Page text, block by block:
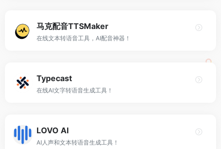
马克配音TTSMaker
在线文本转语音工具，AI配音神器！
Typecast
在线AI文字转语音生成工具！
LOVO AI
AI人声和文本转语音生成工具！